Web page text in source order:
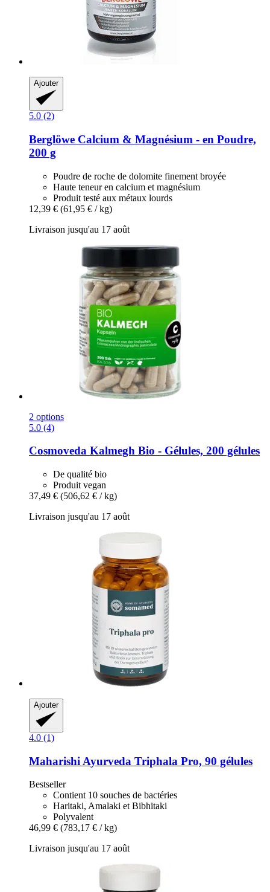
Ajouter
5.0 (2)
Berglöwe Calcium & Magnésium -​ en Poudre,
200 g
Poudre de roche de dolomite finement broyée
Haute teneur en calcium et magnésium
Produit testé aux métaux lourds
12,39 € (61,95 € / kg)
Livraison jusqu'au 17 août
2 options
5.0 (4)
Cosmoveda Kalmegh Bio -​ Gélules, 200 gélules
De qualité bio
Produit vegan
37,49 € (506,62 € / kg)
Livraison jusqu'au 17 août
Ajouter
4.0 (1)
Maharishi Ayurveda Triphala Pro, 90 gélules
Bestseller
Contient 10 souches de bactéries
Haritaki, Amalaki et Bibhitaki
Polyvalent
46,99 € (783,17 € / kg)
Livraison jusqu'au 17 août